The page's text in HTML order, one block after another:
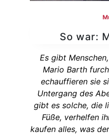
So war:
Es gibt
Mario Barth
echauffieren sie
Untergang des
gibt es solche, die
Füße, verhelfen
kaufen alles, was